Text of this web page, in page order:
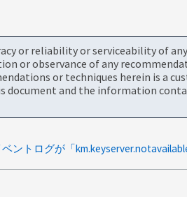
or reliability or serviceability of
or observance of any
or techniques herein is a
and the information